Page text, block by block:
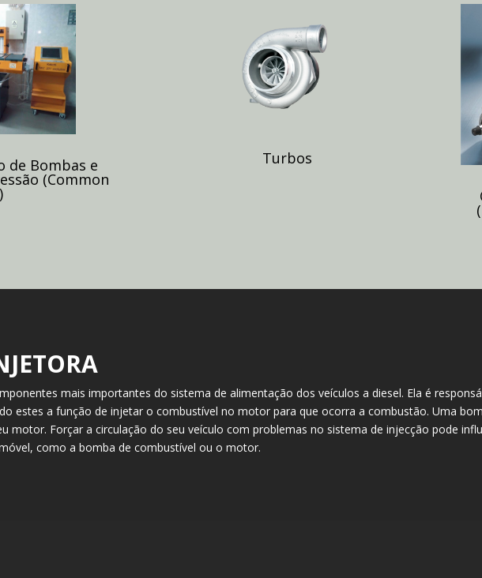
de Bombas e
(Common
Turbos
mais importantes do sistema de alimentação dos veículos a diesel. Ela é
estes a função de injetar o combustível no motor para que ocorra a combustão. Uma
motor. Forçar a circulação do seu veículo com problemas no sistema de injecção pode
como a bomba de combustível ou o motor.